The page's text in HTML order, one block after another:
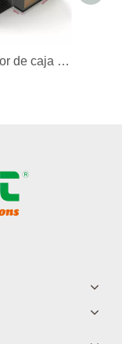
Mostrador de caja con estante de exhibición